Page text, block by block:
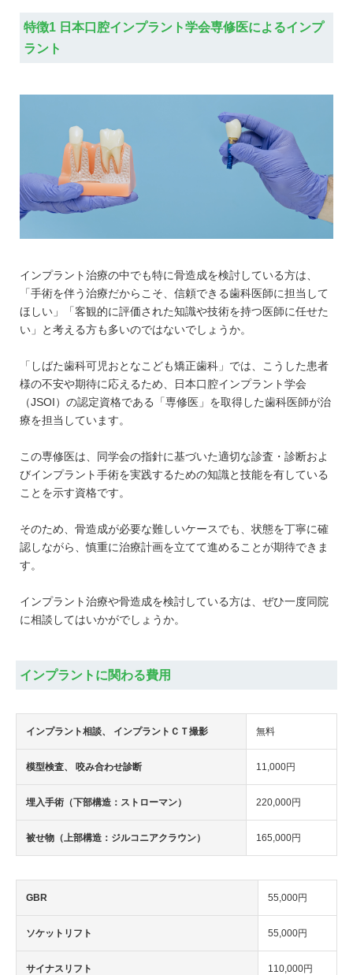
特徴1 日本口腔インプラント学会専修医によるインプ
ラント
インプラント治療の中でも特に骨造成を検討している方は、
「手術を伴う治療だからこそ、信頼できる歯科医師に担当して
ほしい」「客観的に評価された知識や技術を持つ医師に任せた
い」と考える方も多いのではないでしょうか。
「しばた歯科可児おとなこども矯正歯科」では、こうした患者
様の不安や期待に応えるため、日本口腔インプラント学会
（JSOI）の認定資格である「専修医」を取得した歯科医師が治
療を担当しています。
この専修医は、同学会の指針に基づいた適切な診査・診断およ
びインプラント手術を実践するための知識と技能を有している
ことを示す資格です。
そのため、骨造成が必要な難しいケースでも、状態を丁寧に確
認しながら、慎重に治療計画を立てて進めることが期待できま
す。
インプラント治療や骨造成を検討している方は、ぜひ一度同院
に相談してはいかがでしょうか。
インプラントに関わる費用
インプラント相談、 インプラントＣＴ撮影 無料
模型検査、 咬み合わせ診断 11,000円
埋入手術（下部構造：ストローマン） 220,000円
被せ物（上部構造：ジルコニアクラウン） 165,000円
GBR 55,000円
ソケットリフト 55,000円
サイナスリフト 110,000円